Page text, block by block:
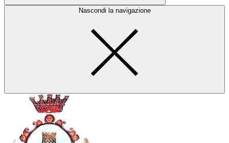
Nascondi la navigazione